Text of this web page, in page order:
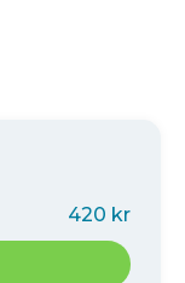
420 kr